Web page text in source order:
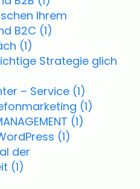
Ihrem
B2C (1)
(1)
Strategie glich
– Service (1)
(1)
(1)
(1)
der
(1)